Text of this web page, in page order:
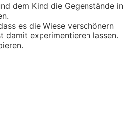
dem Kind die Gegenstände in
es die Wiese verschönern
damit experimentieren lassen.